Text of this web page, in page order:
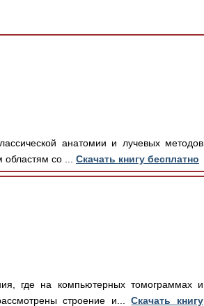
анатомии и лучевых методов
областям со ... Скачать книгу бесплатно
где на компьютерных томограммах и
строение и...Скачать книгу